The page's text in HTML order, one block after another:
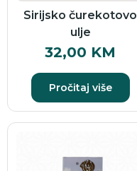
Sirijsko čurekotovo
ulje
32,00 KM
Pročitaj više